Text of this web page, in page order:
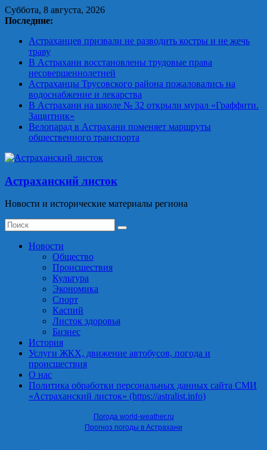
Skip
to
Суббота, 8 августа, 2026
Последние:
Астраханцев призвали не разводить костры и не жечь
траву
В Астрахани восстановлены трудовые права
несовершеннолетней
Астраханцы Трусовского района пожаловались на
водоснабжение и лекарства
В Астрахани на школе № 32 открыли мурал «Граффити.
Защитник»
Велопарад в Астрахани поменяет маршруты
общественного транспорта
Астраханский листок
Новости и исторические материалы региона
Новости
Общество
Происшествия
Культура
Экономика
Спорт
Каспий
Листок здоровья
Бизнес
История
Услуги ЖКХ, движение автобусов, погода и
происшествия
О нас
Политика обработки персональных данных сайта СМИ
«Астраханский листок» (https://astralist.info)
Погода world-weather.ru
Прогноз погоды в Астрахани